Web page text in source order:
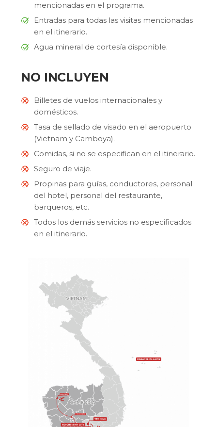
mencionadas en el programa.
Entradas para todas las visitas mencionadas
en el itinerario.
Agua mineral de cortesía disponible.
NO INCLUYEN
Billetes de vuelos internacionales y
domésticos.
Tasa de sellado de visado en el aeropuerto
(Vietnam y Camboya).
Comidas, si no se especifican en el itinerario.
Seguro de viaje.
Propinas para guías, conductores, personal
del hotel, personal del restaurante,
barqueros, etc.
Todos los demás servicios no especificados
en el itinerario.